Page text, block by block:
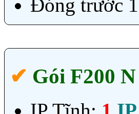
Đóng trước
✔‎ Gói F200 N